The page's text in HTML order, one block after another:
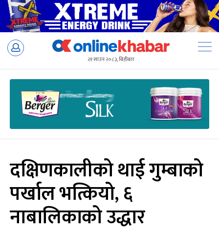
Skip
२१ साउन २०८३, बिहीबार
दक्षिणकालीको थाई गुम्बाको
पर्खाल भत्कियो, ६
नाबालिकाको उद्धार